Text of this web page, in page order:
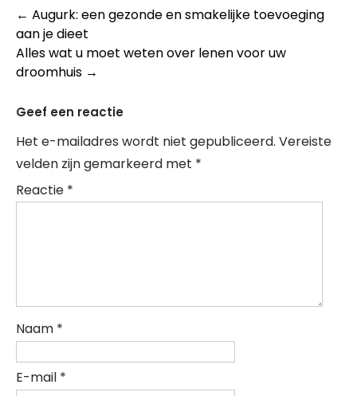
Post
navigation
← Augurk: een gezonde en smakelijke toevoeging
aan je dieet
Alles wat u moet weten over lenen voor uw
droomhuis →
Geef een reactie
Het e-mailadres wordt niet gepubliceerd. Vereiste
velden zijn gemarkeerd met *
Reactie *
Naam *
E-mail *